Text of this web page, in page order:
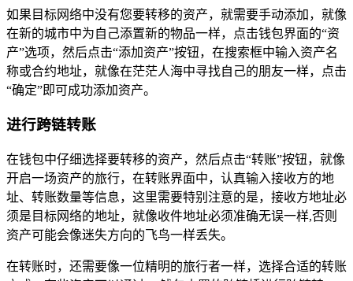
如果目标网络中没有您要转移的资产，就需要手动添加，就像
在新的城市中为自己添置新的物品一样，点击钱包界面的“资
产”选项，然后点击“添加资产”按钮，在搜索框中输入资产名
称或合约地址，就像在茫茫人海中寻找自己的朋友一样，点击
“确定”即可成功添加资产。
进行跨链转账
在钱包中仔细选择要转移的资产，然后点击“转账”按钮，就像
开启一场资产的旅行，在转账界面中，认真输入接收方的地
址、转账数量等信息，这里需要特别注意的是，接收方地址必
须是目标网络的地址，就像收件地址必须准确无误一样,否则
资产可能会像迷失方向的飞鸟一样丢失。
在转账时，还需要像一位精明的旅行者一样，选择合适的转账